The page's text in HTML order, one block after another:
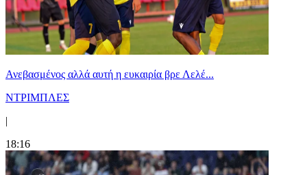
Ανεβασμένος αλλά αυτή η ευκαιρία βρε Λελέ...
ΝΤΡΙΜΠΛΕΣ
|
18:16